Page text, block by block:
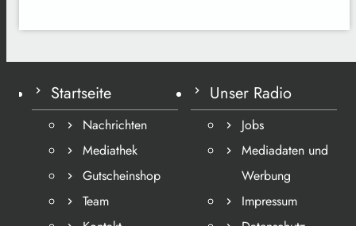
Startseite
Nachrichten
Mediathek
Gutscheinshop
Team
Unser Radio
Jobs
Mediadaten und
Werbung
Impressum